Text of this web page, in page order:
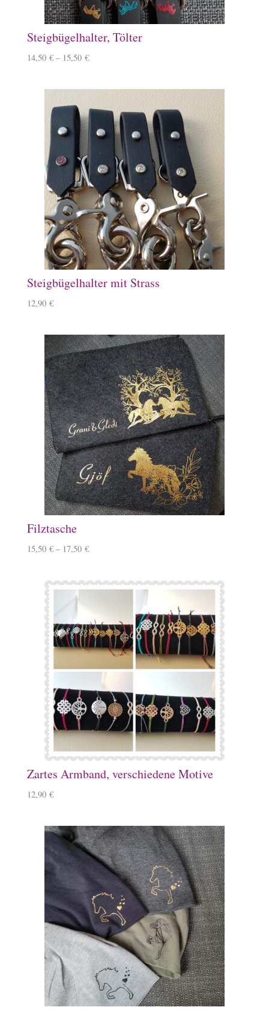
Steigbügelhalter, Tölter
14,50 € – 15,50 €
Steigbügelhalter mit Strass
12,90 €
Filztasche
15,50 € – 17,50 €
Zartes Armband, verschiedene Motive
12,90 €